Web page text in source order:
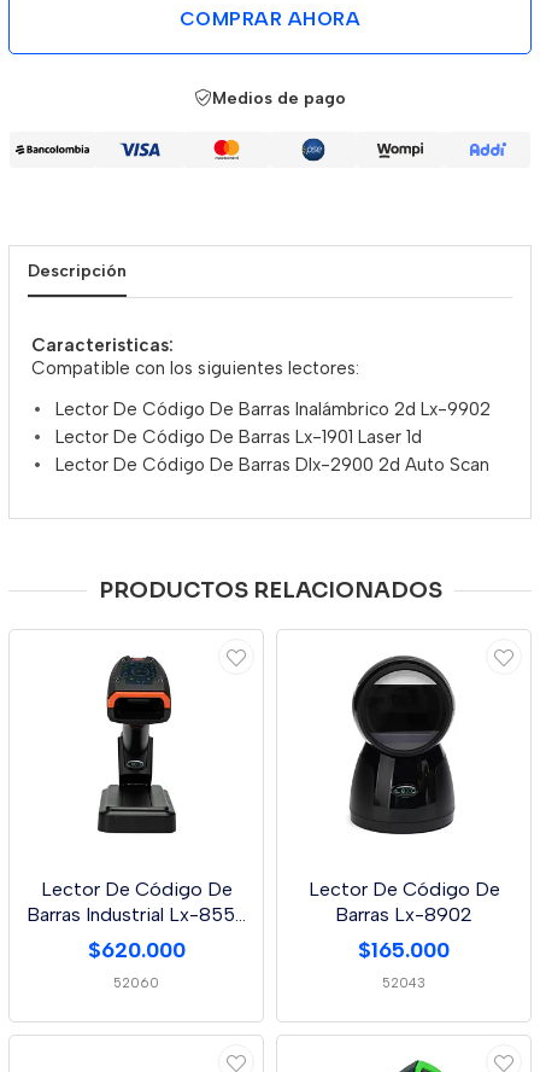
COMPRAR AHORA
Medios de pago
Descripción
Caracteristicas:
Compatible con los siguientes lectores:
Lector De Código De Barras Inalámbrico 2d Lx-9902
Lector De Código De Barras Lx-1901 Laser 1d
Lector De Código De Barras Dlx-2900 2d Auto Scan
PRODUCTOS RELACIONADOS
Lector De Código De
Barras Industrial Lx-8555
Dp
$620.000
52060
Lector De Código De
Barras Lx-8902
$165.000
52043